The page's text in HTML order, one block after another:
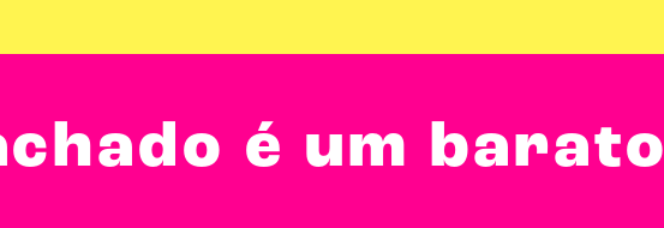
é um barato